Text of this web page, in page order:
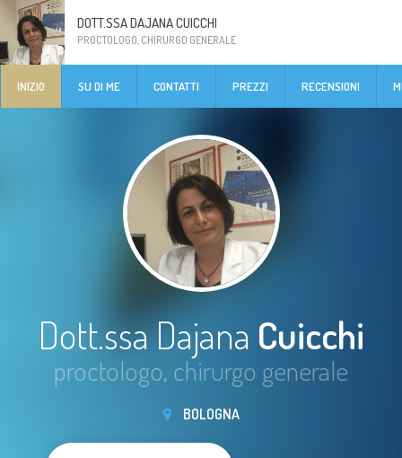
DOTT.SSA DAJANA CUICCHI
PROCTOLOGO, CHIRURGO GENERALE
INIZIO SU DI ME CONTATTI PREZZI RECENSIONI
Dott.ssa Dajana Cuicchi
proctologo, chirurgo generale
BOLOGNA